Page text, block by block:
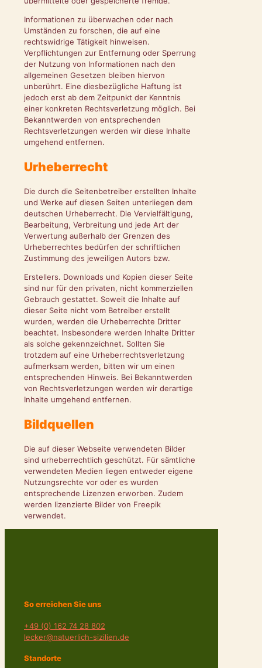
Informationen zu überwachen oder nach
Umständen zu forschen, die auf eine
rechtswidrige Tätigkeit hinweisen.
Verpflichtungen zur Entfernung oder Sperrung
der Nutzung von Informationen nach den
allgemeinen Gesetzen bleiben hiervon
unberührt. Eine diesbezügliche Haftung ist
jedoch erst ab dem Zeitpunkt der Kenntnis
einer konkreten Rechtsverletzung möglich. Bei
Bekanntwerden von entsprechenden
Rechtsverletzungen werden wir diese Inhalte
umgehend entfernen.
Urheberrecht
Die durch die Seitenbetreiber erstellten Inhalte
und Werke auf diesen Seiten unterliegen dem
deutschen Urheberrecht. Die Vervielfältigung,
Bearbeitung, Verbreitung und jede Art der
Verwertung außerhalb der Grenzen des
Urheberrechtes bedürfen der schriftlichen
Zustimmung des jeweiligen Autors bzw.
Erstellers. Downloads und Kopien dieser Seite
sind nur für den privaten, nicht kommerziellen
Gebrauch gestattet. Soweit die Inhalte auf
dieser Seite nicht vom Betreiber erstellt
wurden, werden die Urheberrechte Dritter
beachtet. Insbesondere werden Inhalte Dritter
als solche gekennzeichnet. Sollten Sie
trotzdem auf eine Urheberrechtsverletzung
aufmerksam werden, bitten wir um einen
entsprechenden Hinweis. Bei Bekanntwerden
von Rechtsverletzungen werden wir derartige
Inhalte umgehend entfernen.
Bildquellen
Die auf dieser Webseite verwendeten Bilder
sind urheberrechtlich geschützt. Für sämtliche
verwendeten Medien liegen entweder eigene
Nutzungsrechte vor oder es wurden
entsprechende Lizenzen erworben. Zudem
werden lizenzierte Bilder von Freepik
verwendet.
So erreichen Sie uns
+49 (0) 162 74 28 802
lecker@natuerlich-sizilien.de
Standorte